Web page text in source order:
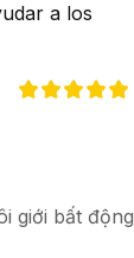
a los
giới bất động